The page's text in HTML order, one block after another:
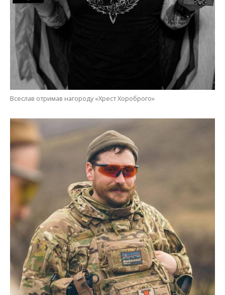
Всеслав отримав нагороду «Хрест Хороброго»